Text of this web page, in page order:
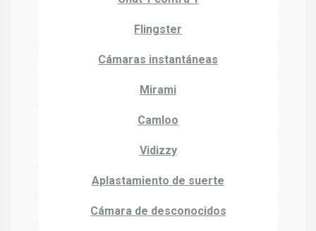
Flingster
Cámaras instantáneas
Mirami
Camloo
Vidizzy
Aplastamiento de suerte
Cámara de desconocidos